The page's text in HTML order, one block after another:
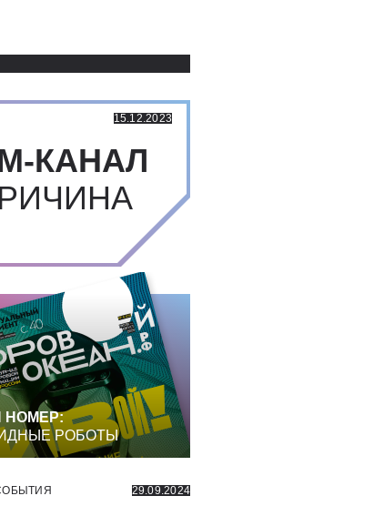
15.12.2023
КАНАЛ
НОМЕР:
РОБОТЫ
29.09.2024